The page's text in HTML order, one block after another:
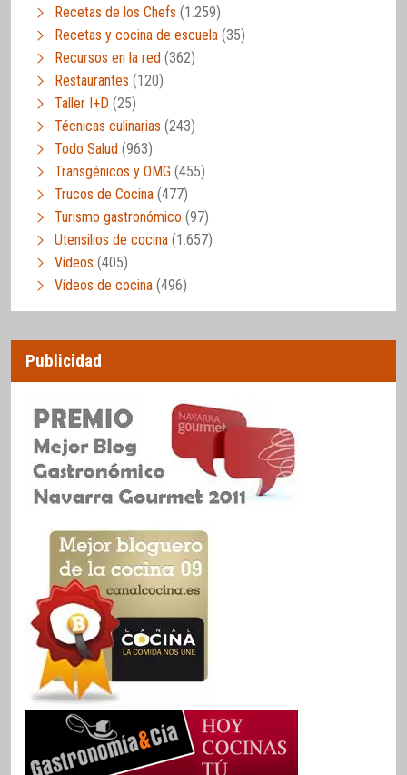
Recetas de los Chefs (1.259)
Recetas y cocina de escuela (35)
Recursos en la red (362)
Restaurantes (120)
Taller I+D (25)
Técnicas culinarias (243)
Todo Salud (963)
Transgénicos y OMG (455)
Trucos de Cocina (477)
Turismo gastronómico (97)
Utensilios de cocina (1.657)
Vídeos (405)
Vídeos de cocina (496)
Publicidad